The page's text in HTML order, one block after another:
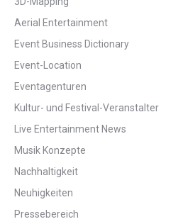
Aerial Entertainment
Event Business Dictionary
Event-Location
Eventagenturen
Kultur- und Festival-Veranstalter
Live Entertainment News
Musik Konzepte
Nachhaltigkeit
Neuhigkeiten
Pressebereich